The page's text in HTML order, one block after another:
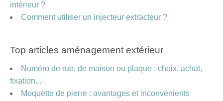
intérieur ?
Comment utiliser un injecteur extracteur ?
Top articles aménagement extérieur
Numéro de rue, de maison ou plaque : choix, achat,
fixation...
Moquette de pierre : avantages et inconvénients